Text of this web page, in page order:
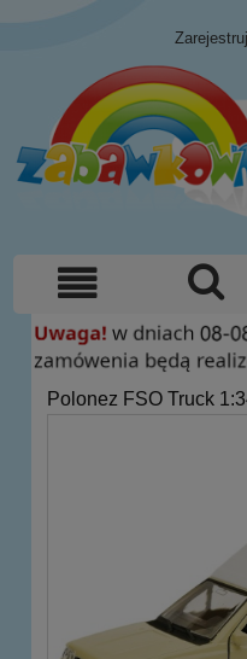
Polonez FSO Truck